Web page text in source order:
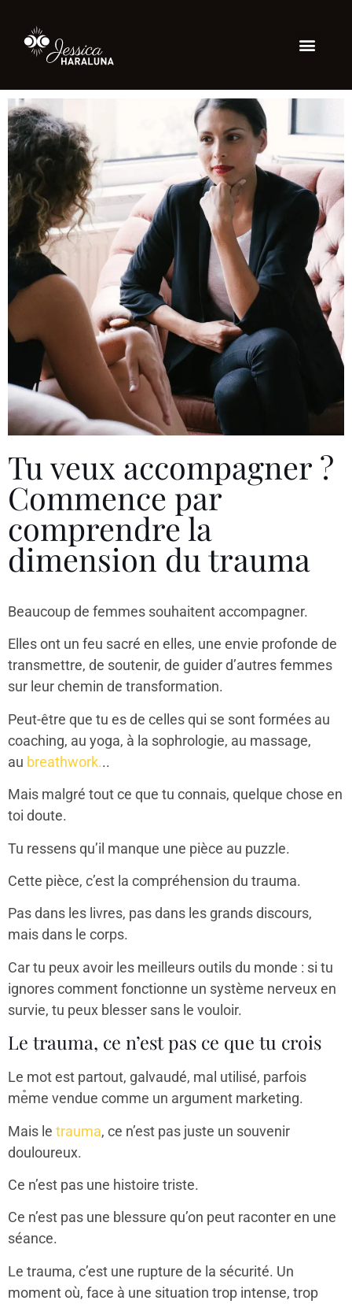
Tu veux accompagner ?
Commence par
comprendre la
dimension du trauma
Beaucoup de femmes souhaitent accompagner.
Elles ont un feu sacré en elles, une envie profonde de
transmettre, de soutenir, de guider d’autres femmes
sur leur chemin de transformation.
Peut-être que tu es de celles qui se sont formées au
coaching, au yoga, à la sophrologie, au massage,
au breathwork...
Mais malgré tout ce que tu connais, quelque chose en
toi doute.
Tu ressens qu’il manque une pièce au puzzle.
Cette pièce, c’est la compréhension du trauma.
Pas dans les livres, pas dans les grands discours,
mais dans le corps.
Car tu peux avoir les meilleurs outils du monde : si tu
ignores comment fonctionne un système nerveux en
survie, tu peux blesser sans le vouloir.
Le trauma, ce n’est pas ce que tu crois
Le mot est partout, galvaudé, mal utilisé, parfois
me̊me vendue comme un argument marketing.
Mais le trauma, ce n’est pas juste un souvenir
douloureux.
Ce n’est pas une histoire triste.
Ce n’est pas une blessure qu’on peut raconter en une
séance.
Le trauma, c’est une rupture de la sécurité. Un
moment où, face à une situation trop intense, trop